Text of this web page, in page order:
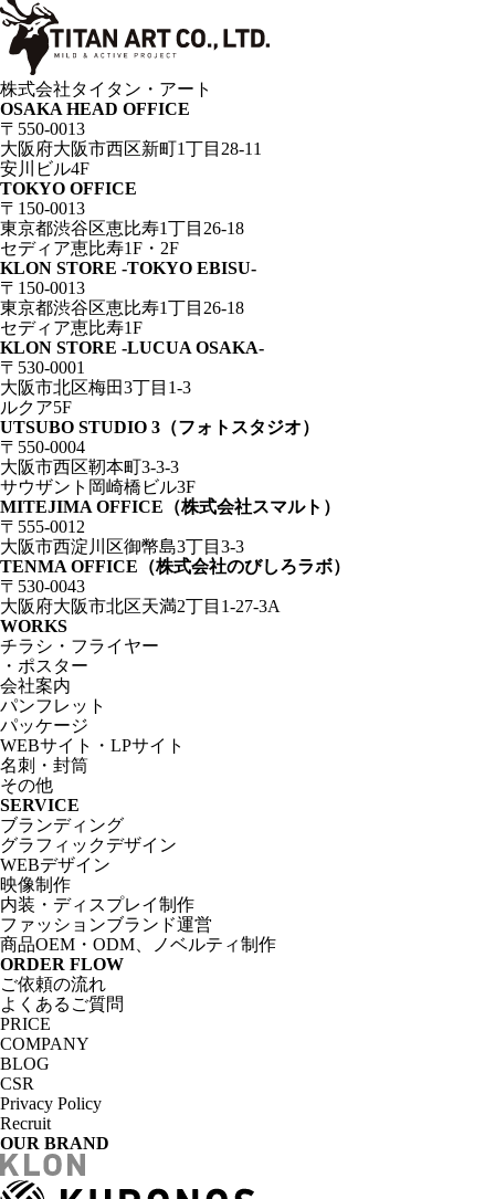
株式会社タイタン・アート
OSAKA HEAD OFFICE
〒550-0013
大阪府大阪市西区新町1丁目28-11
安川ビル4F
TOKYO OFFICE
〒150-0013
東京都渋谷区恵比寿1丁目26-18
セディア恵比寿1F・2F
KLON STORE -TOKYO EBISU-
〒150-0013
東京都渋谷区恵比寿1丁目26-18
セディア恵比寿1F
KLON STORE -LUCUA OSAKA-
〒530-0001
大阪市北区梅田3丁目1-3
ルクア5F
UTSUBO STUDIO 3（フォトスタジオ）
〒550-0004
大阪市西区靭本町3-3-3
サウザント岡崎橋ビル3F
MITEJIMA OFFICE（株式会社スマルト）
〒555-0012
大阪市西淀川区御幣島3丁目3-3
TENMA OFFICE（株式会社のびしろラボ）
〒530-0043
大阪府大阪市北区天満2丁目1-27-3A
WORKS
チラシ・フライヤー
・ポスター
会社案内
パンフレット
パッケージ
WEBサイト・LPサイト
名刺・封筒
その他
SERVICE
ブランディング
グラフィックデザイン
WEBデザイン
映像制作
内装・ディスプレイ制作
ファッションブランド運営
商品OEM・ODM、ノベルティ制作
ORDER FLOW
ご依頼の流れ
よくあるご質問
PRICE
COMPANY
BLOG
CSR
Privacy Policy
Recruit
OUR BRAND